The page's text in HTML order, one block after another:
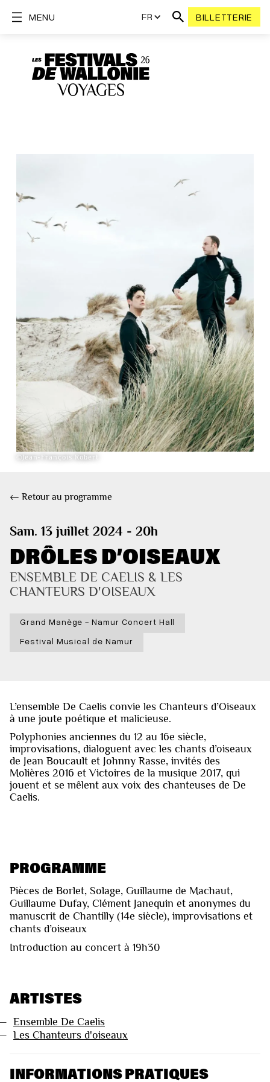
FR BILLETTERIE
MENU
©Jean-François Robert
← Retour au programme
Sam. 13 juillet 2024 - 20h
DRÔLES D’OISEAUX
ENSEMBLE DE CAELIS & LES
CHANTEURS D'OISEAUX
Grand Manège - Namur Concert Hall
Festival Musical de Namur
L’ensemble De Caelis convie les Chanteurs d’Oiseaux
à une joute poétique et malicieuse.
Polyphonies anciennes du 12 au 16e siècle,
improvisations, dialoguent avec les chants d’oiseaux
de Jean Boucault et Johnny Rasse, invités des
Molières 2016 et Victoires de la musique 2017, qui
jouent et se mêlent aux voix des chanteuses de De
Caelis.
PROGRAMME
Pièces de Borlet, Solage, Guillaume de Machaut,
Guillaume Dufay, Clément Janequin et anonymes du
manuscrit de Chantilly (14e siècle), improvisations et
chants d’oiseaux
Introduction au concert à 19h30
ARTISTES
Ensemble De Caelis
Les Chanteurs d'oiseaux
INFORMATIONS PRATIQUES